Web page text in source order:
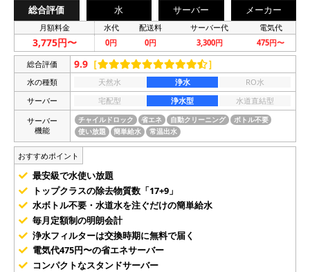
総合評価 水 サーバー メーカー
月額料金 水代 配送料 サーバー代 電気代
3,775円〜 0円 0円 3,300円 475円〜
総合評価 9.9 ［ ］
水の種類 天然水 浄水
RO水
サーバー
宅配型 浄水型
水道直結型
サーバー
機能
チャイルドロック 省エネ 自動クリーニング
ボトル不要
使い放題
簡単給水 常温出水
おすすめポイント
最安級で水使い放題
トップクラスの除去物質数「17+9」
水ボトル不要・水道水を注ぐだけの簡単給水
毎月定額制の明朗会計
浄水フィルターは交換時期に無料で届く
電気代475円〜の省エネサーバー
コンパクトなスタンドサーバー